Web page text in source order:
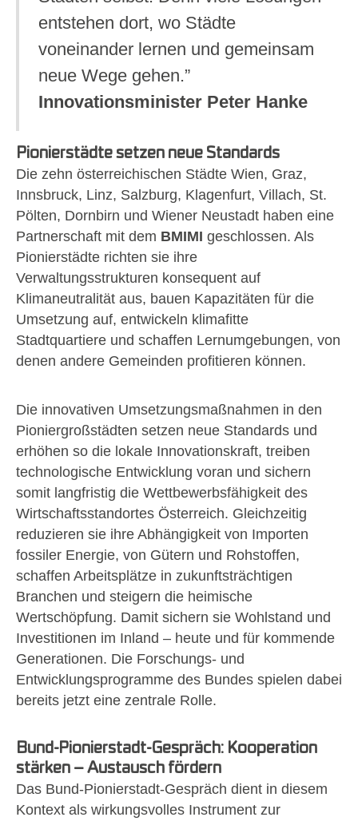
entstehen dort, wo Städte
voneinander lernen und gemeinsam
neue Wege gehen.”
Innovationsminister Peter Hanke
Pionierstädte setzen neue Standards
Die zehn österreichischen Städte Wien, Graz,
Innsbruck, Linz, Salzburg, Klagenfurt, Villach, St.
Pölten, Dornbirn und Wiener Neustadt haben eine
Partnerschaft mit dem BMIMI geschlossen. Als
Pionierstädte richten sie ihre
Verwaltungsstrukturen konsequent auf
Klimaneutralität aus, bauen Kapazitäten für die
Umsetzung auf, entwickeln klimafitte
Stadtquartiere und schaffen Lernumgebungen, von
denen andere Gemeinden profitieren können.
Die innovativen Umsetzungsmaßnahmen in den
Pioniergroßstädten setzen neue Standards und
erhöhen so die lokale Innovationskraft, treiben
technologische Entwicklung voran und sichern
somit langfristig die Wettbewerbsfähigkeit des
Wirtschaftsstandortes Österreich. Gleichzeitig
reduzieren sie ihre Abhängigkeit von Importen
fossiler Energie, von Gütern und Rohstoffen,
schaffen Arbeitsplätze in zukunftsträchtigen
Branchen und steigern die heimische
Wertschöpfung. Damit sichern sie Wohlstand und
Investitionen im Inland – heute und für kommende
Generationen. Die Forschungs- und
Entwicklungsprogramme des Bundes spielen dabei
bereits jetzt eine zentrale Rolle.
Bund-Pionierstadt-Gespräch: Kooperation
stärken – Austausch fördern
Das Bund-Pionierstadt-Gespräch dient in diesem
Kontext als wirkungsvolles Instrument zur